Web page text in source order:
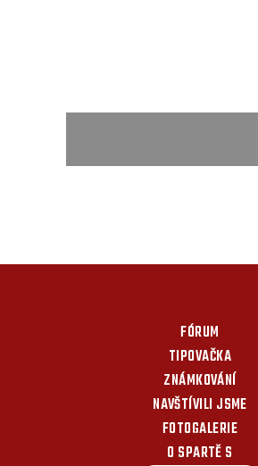
FÓRUM
TIPOVAČKA
ZNÁMKOVÁNÍ
NAVŠTÍVILI JSME
FOTOGALERIE
O SPARTĚ S